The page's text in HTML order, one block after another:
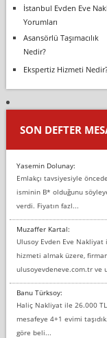
İstanbul Evden Eve
Yorumları
Asansörlü Taşımacılık
Nedir?
Ekspertiz Hizmeti
SON DEFTER
Yasemin Dolunay:
Emlakçı tavsiyesiyle
isminin B* olduğunu
verdi. Fiyatın fazl...
Muzaffer Kartal:
Ulusoy Evden Eve
hizmeti almak üzere,
ulusoyevdeneve.com.tr ve
Banu Türksoy:
Haliç Nakliyat ile 26.000 TL
mesafeye 4+1 evimi
göre beli...